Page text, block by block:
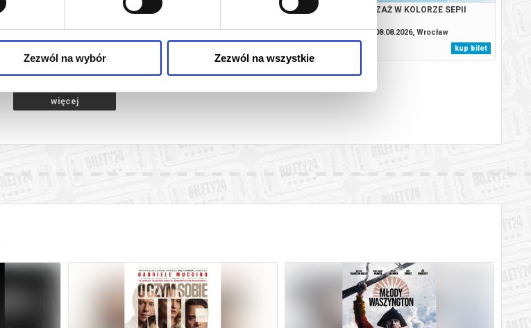
Zezwól na wybór Zezwól na wszystkie
08.08.2026, Wrocław
CZŁOWIEK SŁOŃ | PRELEKCJA |
KINA
08.08.2026, Wrocław
PEJZAŻ W KOLORZE SEPII
08.08.2026, Wrocław
kup bilet
więcej